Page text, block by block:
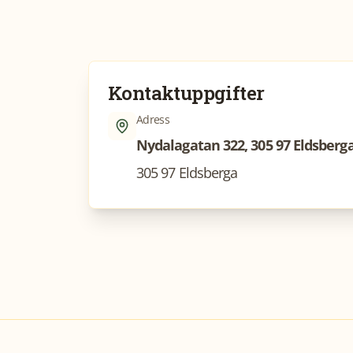
Kontaktuppgifter
Adress
Nydalagatan 322, 305 97
305 97 Eldsberga